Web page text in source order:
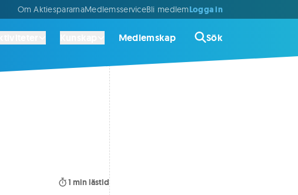
Om AktiespararnaMedlemsserviceBli medlemLogga in
Medlemskap Sök
1 min lästid